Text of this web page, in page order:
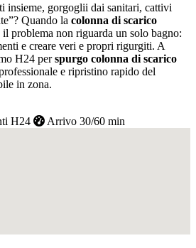
insieme, gorgoglii dai sanitari, cattivi
Quando la colonna di scarico
il problema non riguarda un solo bagno:
e creare veri e propri rigurgiti. A
H24 perspurgo colonna di scarico
e ripristino rapido del
in zona.
H24 Arrivo 30/60 min